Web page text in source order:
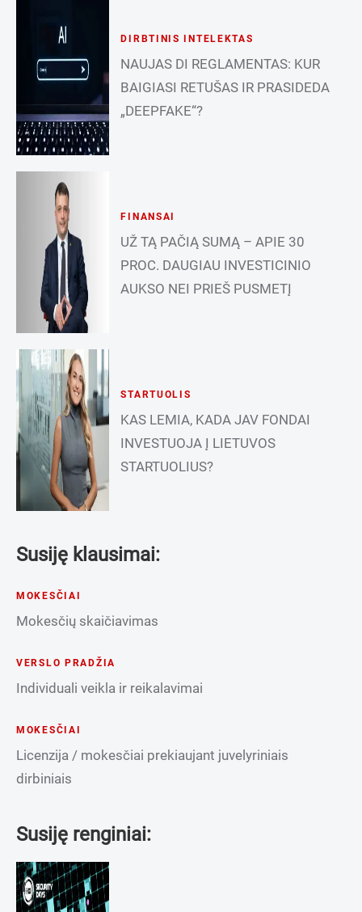
DIRBTINIS INTELEKTAS
NAUJAS DI REGLAMENTAS: KUR
BAIGIASI RETUŠAS IR PRASIDEDA
„DEEPFAKE“?
FINANSAI
UŽ TĄ PAČIĄ SUMĄ – APIE 30
PROC. DAUGIAU INVESTICINIO
AUKSO NEI PRIEŠ PUSMETĮ
STARTUOLIS
KAS LEMIA, KADA JAV FONDAI
INVESTUOJA Į LIETUVOS
STARTUOLIUS?
Susiję klausimai:
MOKESČIAI
Mokesčių skaičiavimas
VERSLO PRADŽIA
Individuali veikla ir reikalavimai
MOKESČIAI
Licenzija / mokesčiai prekiaujant juvelyriniais
dirbiniais
Susiję renginiai: